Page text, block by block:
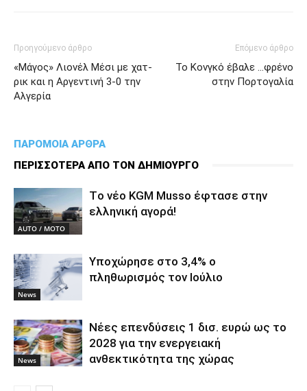
Προηγούμενο άρθρο
«Μάγος» Λιονέλ Μέσι με χατ-
ρικ και η Αργεντινή 3-0 την
Αλγερία
Επόμενο άρθρο
Το Κονγκό έβαλε …φρένο
στην Πορτογαλία
ΠΑΡΟΜΟΙΑ ΑΡΘΡΑ
ΠΕΡΙΣΣΟΤΕΡΑ ΑΠΟ ΤΟΝ ΔΗΜΙΟΥΡΓΟ
AUTO / MOTO
Tο νέο KGM Musso έφτασε στην
ελληνική αγορά!
News
Υποχώρησε στο 3,4% ο
πληθωρισμός τον Ιούλιο
News
Νέες επενδύσεις 1 δισ. ευρώ ως το
2028 για την ενεργειακή
ανθεκτικότητα της χώρας